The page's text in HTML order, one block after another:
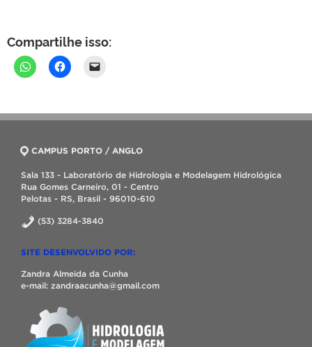
Compartilhe isso:
CAMPUS PORTO / ANGLO
Sala 133 - Laboratório de Hidrologia e Modelagem Hidrológica
Rua Gomes Carneiro, 01 - Centro
Pelotas - RS, Brasil - 96010-610
(53) 3284-3840
SITE DESENVOLVIDO POR:
Zandra Almeida da Cunha
e-mail: zandraacunha@gmail.com